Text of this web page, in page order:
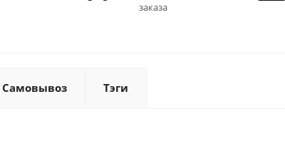
заказа
Самовывоз Тэги